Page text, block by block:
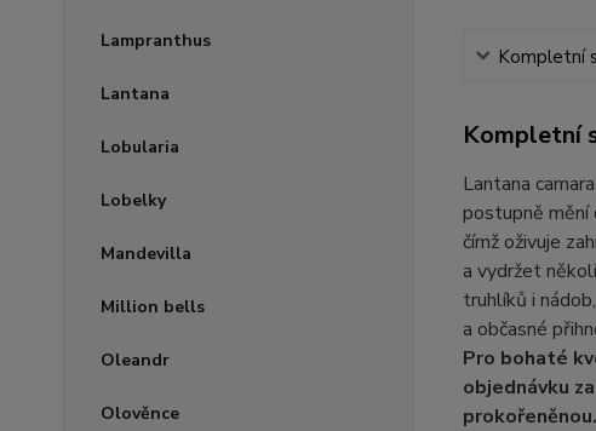
Lampranthus
Lantana
Lobularia
Lobelky
Mandevilla
Million bells
Oleandr
Olověnce
Kompletní
Kompletní
Lantana
postupně
čímž oživuje
a vydržet
truhlíků i
a občasné
Pro bohaté
objednávku
prokořeněnou.